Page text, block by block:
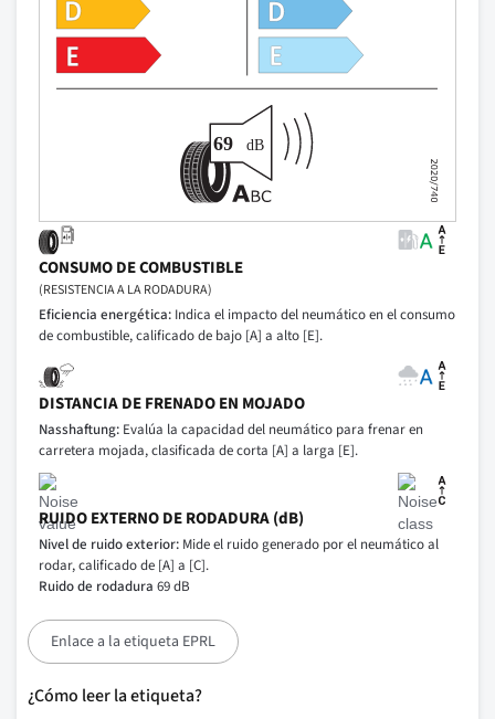
CONSUMO DE COMBUSTIBLE
(RESISTENCIA A LA RODADURA)
Eficiencia energética: Indica el impacto del neumático en el consumo
de combustible, calificado de bajo [A] a alto [E].
DISTANCIA DE FRENADO EN MOJADO
Nasshaftung: Evalúa la capacidad del neumático para frenar en
carretera mojada, clasificada de corta [A] a larga [E].
RUIDO EXTERNO DE RODADURA (dB)
Nivel de ruido exterior: Mide el ruido generado por el neumático al
rodar, calificado de [A] a [C].
Ruido de rodadura 69 dB
Enlace a la etiqueta EPRL
¿Cómo leer la etiqueta?